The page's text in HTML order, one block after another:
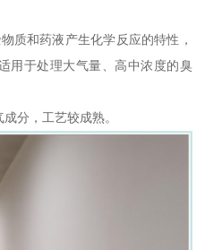
质和药液产生化学反应的特性，
用于处理大气量、高中浓度的臭
分，工艺较成熟。